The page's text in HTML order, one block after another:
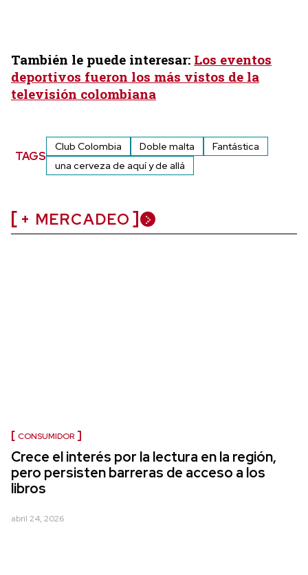
También le puede interesar: Los eventos
deportivos fueron los más vistos de la
televisión colombiana
TAGS
Club Colombia Doble malta
Fantástica
una cerveza de aquí y de allá
+ MERCADEO
CONSUMIDOR
Crece el interés por la lectura en la región,
pero persisten barreras de acceso a los
libros
abril 24, 2026